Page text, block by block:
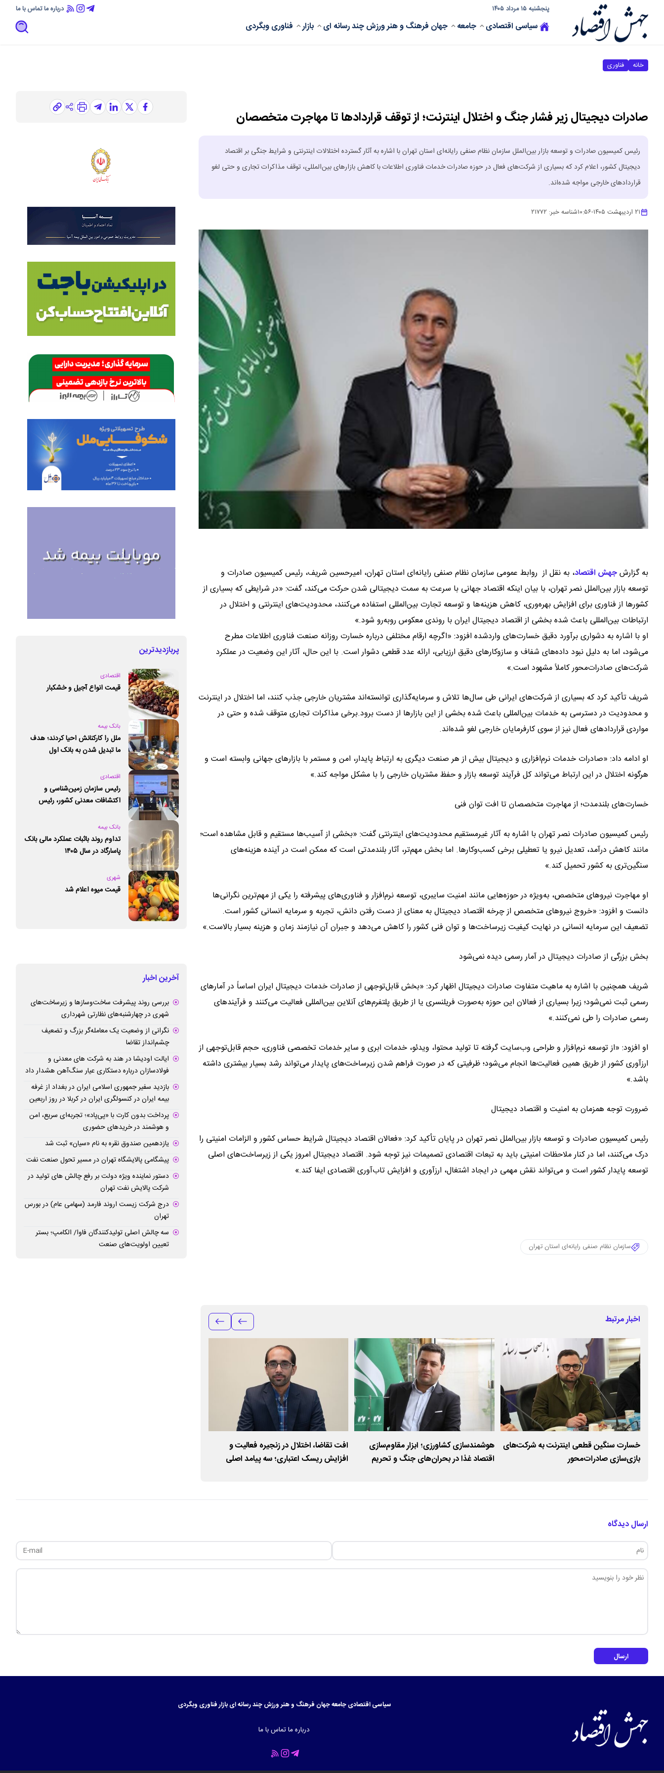
پنجشنبه ۱۵ مرداد ۱۴۰۵ درباره ماتماس با ما
سیاسی اقتصادی جامعه جهان فرهنگ و هنرورزشچند رسانه ای بازار فناوریوبگردی
خانه فناوری
صادرات دیجیتال زیر فشار جنگ و اختلال اینترنت؛ از توقف قراردادها تا مهاجرت متخصصان
رئیس کمیسیون صادرات و توسعه بازار بین‌الملل سازمان نظام صنفی رایانه‌ای استان تهران با اشاره به آثار گسترده اختلالات اینترنتی و شرایط جنگی بر اقتصاد
دیجیتال کشور، اعلام کرد که بسیاری از شرکت‌های فعال در حوزه صادرات خدمات فناوری اطلاعات با کاهش بازارهای بین‌المللی، توقف مذاکرات تجاری و حتی لغو
قراردادهای خارجی مواجه شده‌اند.
۲۱ اردیبهشت ۱۴۰۵ -۱۰:۵۶شناسه خبر: ۲۱۷۷۲
به گزارشجهش اقتصاد، به نقل از روابط عمومی سازمان نظام صنفی رایانه‌ای استان تهران، امیرحسین شریف، رئیس کمیسیون صادرات و
توسعه بازار بین‌الملل نصر تهران، با بیان اینکه اقتصاد جهانی با سرعت به سمت دیجیتالی شدن حرکت می‌کند، گفت: «در شرایطی که بسیاری از
کشورها از فناوری برای افزایش بهره‌وری، کاهش هزینه‌ها و توسعه تجارت بین‌المللی استفاده می‌کنند، محدودیت‌های اینترنتی و اختلال در
ارتباطات بین‌المللی باعث شده بخشی از اقتصاد دیجیتال ایران با روندی معکوس روبه‌رو شود.»
او با اشاره به دشواری برآورد دقیق خسارت‌های واردشده افزود: «اگرچه ارقام مختلفی درباره خسارت روزانه صنعت فناوری اطلاعات مطرح
می‌شود، اما به دلیل نبود داده‌های شفاف و سازوکارهای دقیق ارزیابی، ارائه عدد قطعی دشوار است. با این حال، آثار این وضعیت در عملکرد
شرکت‌های صادرات‌محور کاملاً مشهود است.»
شریف تأکید کرد که بسیاری از شرکت‌های ایرانی طی سال‌ها تلاش و سرمایه‌گذاری توانسته‌اند مشتریان خارجی جذب کنند، اما اختلال در اینترنت
و محدودیت در دسترسی به خدمات بین‌المللی باعث شده بخشی از این بازارها از دست برود.برخی مذاکرات تجاری متوقف شده و حتی در
مواردی قراردادهای فعال نیز از سوی کارفرمایان خارجی لغو شده‌اند.
او ادامه داد: «صادرات خدمات نرم‌افزاری و دیجیتال بیش از هر صنعت دیگری به ارتباط پایدار، امن و مستمر با بازارهای جهانی وابسته است و
هرگونه اختلال در این ارتباط می‌تواند کل فرآیند توسعه بازار و حفظ مشتریان خارجی را با مشکل مواجه کند.»
خسارت‌های بلندمدت؛ از مهاجرت متخصصان تا افت توان فنی
رئیس کمیسیون صادرات نصر تهران با اشاره به آثار غیرمستقیم محدودیت‌های اینترنتی گفت: «بخشی از آسیب‌ها مستقیم و قابل مشاهده است؛
مانند کاهش درآمد، تعدیل نیرو یا تعطیلی برخی کسب‌وکارها. اما بخش مهم‌تر، آثار بلندمدتی است که ممکن است در آینده هزینه‌های
سنگین‌تری به کشور تحمیل کند.»
او مهاجرت نیروهای متخصص، به‌ویژه در حوزه‌هایی مانند امنیت سایبری، توسعه نرم‌افزار و فناوری‌های پیشرفته را یکی از مهم‌ترین نگرانی‌ها
دانست و افزود: «خروج نیروهای متخصص از چرخه اقتصاد دیجیتال به معنای از دست رفتن دانش، تجربه و سرمایه انسانی کشور است.
تضعیف این سرمایه انسانی در نهایت کیفیت زیرساخت‌ها و توان فنی کشور را کاهش می‌دهد و جبران آن نیازمند زمان و هزینه بسیار بالاست.»
بخش بزرگی از صادرات دیجیتال در آمار رسمی دیده نمی‌شود
شریف همچنین با اشاره به ماهیت متفاوت صادرات دیجیتال اظهار کرد: «بخش قابل‌توجهی از صادرات خدمات دیجیتال ایران اساساً در آمارهای
رسمی ثبت نمی‌شود؛ زیرا بسیاری از فعالان این حوزه به‌صورت فریلنسری یا از طریق پلتفرم‌های آنلاین بین‌المللی فعالیت می‌کنند و فرآیندهای
رسمی صادرات را طی نمی‌کنند.»
او افزود: «از توسعه نرم‌افزار و طراحی وب‌سایت گرفته تا تولید محتوا، ویدئو، خدمات ابری و سایر خدمات تخصصی فناوری، حجم قابل‌توجهی از
ارزآوری کشور از طریق همین فعالیت‌ها انجام می‌شود؛ ظرفیتی که در صورت فراهم شدن زیرساخت‌های پایدار می‌تواند رشد بسیار بیشتری داشته
باشد.»
ضرورت توجه همزمان به امنیت و اقتصاد دیجیتال
رئیس کمیسیون صادرات و توسعه بازار بین‌الملل نصر تهران در پایان تأکید کرد: «فعالان اقتصاد دیجیتال شرایط حساس کشور و الزامات امنیتی را
درک می‌کنند، اما در کنار ملاحظات امنیتی باید به تبعات اقتصادی تصمیمات نیز توجه شود. اقتصاد دیجیتال امروز یکی از زیرساخت‌های اصلی
توسعه پایدار کشور است و می‌تواند نقش مهمی در ایجاد اشتغال، ارزآوری و افزایش تاب‌آوری اقتصادی ایفا کند.»
سازمان نظام صنفی رایانه‌ای استان تهران
اخبار مرتبط
خسارت سنگین قطعی اینترنت به شرکت‌های
بازی‌سازی صادرات‌محور
هوشمندسازی کشاورزی؛ ابزار مقاوم‌سازی
اقتصاد غذا در بحران‌های جنگ و تحریم
افت تقاضا، اختلال در زنجیره فعالیت و
افزایش ریسک اعتباری؛ سه پیامد اصلی
پربازدیدترین
اقتصادی
قیمت انواع آجیل و خشکبار
بانک بیمه
ملل را کارکنانش احیا کردند؛ هدف
ما تبدیل شدن به بانک اول
اقتصادی
رئیس سازمان زمین‌شناسی و
اکتشافات معدنی کشور،‌ رئیس
یونسکو شد
بانک بیمه
تداوم روند باثبات عملکرد مالی بانک
پاسارگاد در سال ۱۴۰۵
شهری
قیمت میوه اعلام شد
آخرین اخبار
بررسی روند پیشرفت ساخت‌وسازها و زیرساخت‌های
شهری در چهارشنبه‌های نظارتی شهرداری
نگرانی از وضعیت یک معامله‌گر بزرگ و تضعیف
چشم‌انداز تقاضا
ایالت اودیشا در هند به شرکت های معدنی و
فولادسازان درباره دستکاری عیار سنگ‌آهن هشدار داد
بازدید سفیر جمهوری اسلامی ایران در بغداد از غرفه
بیمه ایران در کنسولگری ایران در کربلا در روز اربعین
پرداخت بدون کارت با «پی‌پاد»؛ تجربه‌ای سریع، امن
و هوشمند در خریدهای حضوری
یازدهمین صندوق نقره به نام «سیان» ثبت شد
پیشگامی پالایشگاه تهران در مسیر تحول صنعت نفت
دستور نماینده ویژه دولت بر رفع چالش های تولید در
شرکت پالایش نفت تهران
درج شرکت زیست اروند فارمد (سهامی عام) در بورس
تهران
سه چالش اصلی تولیدکنندگان فاوا/ الکامپ؛ بستر
تعیین اولویت‌های صنعت
ارسال دیدگاه
ارسال
سیاسیاقتصادیجامعهجهان فرهنگ و هنرورزشچند رسانه ایبازارفناوری وبگردی
درباره ماتماس با ما